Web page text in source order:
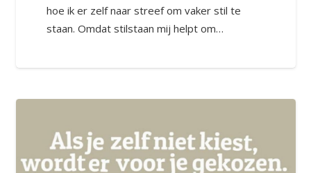
hoe ik er zelf naar streef om vaker stil te
staan. Omdat stilstaan mij helpt om…